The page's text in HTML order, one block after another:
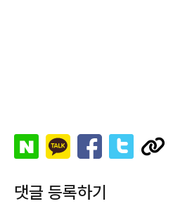
댓글 등록하기